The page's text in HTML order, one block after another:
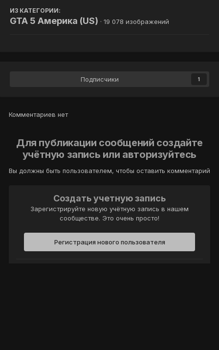
ИЗ КАТЕГОРИИ:
GTA 5 Америка (US) · 19 078 изображений
Подписчики 1
Комментариев нет
Для публикации сообщений создайте
учётную запись или авторизуйтесь
Вы должны быть пользователем, чтобы оставить комментарий
Создать учетную запись
Зарегистрируйте новую учётную запись в нашем
сообществе. Это очень просто!
Регистрация нового пользователя